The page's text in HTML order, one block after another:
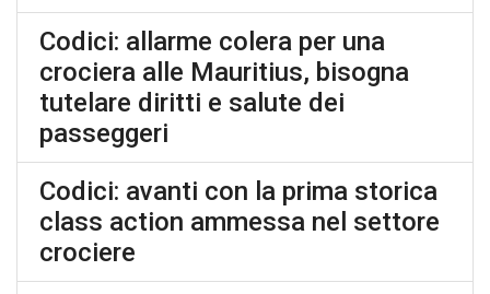
Codici: allarme colera per una
crociera alle Mauritius, bisogna
tutelare diritti e salute dei
passeggeri
Codici: avanti con la prima storica
class action ammessa nel settore
crociere